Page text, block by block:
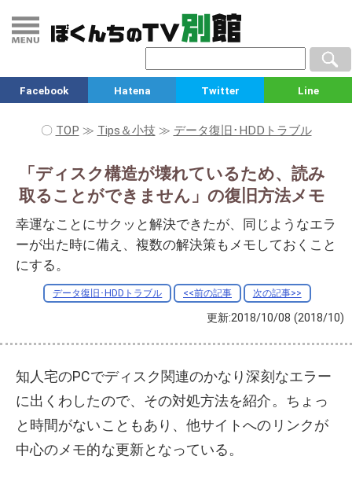
Facebook Hatena Twitter Line
〇 TOP ≫ Tips＆小技 ≫ データ復旧･HDDトラブル
「ディスク構造が壊れているため、読み
取ることができません」の復旧方法メモ
幸運なことにサクッと解決できたが、同じようなエラ
ーが出た時に備え、複数の解決策もメモしておくこと
にする。
データ復旧･HDDトラブル <<前の記事 次の記事>>
更新:2018/10/08 (2018/10)
知人宅のPCでディスク関連のかなり深刻なエラー
に出くわしたので、その対処方法を紹介。ちょっ
と時間がないこともあり、他サイトへのリンクが
中心のメモ的な更新となっている。